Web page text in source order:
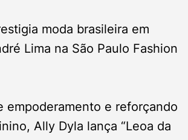
moda brasileira em
Lima na São Paulo Fashion
empoderamento e reforçando
Ally Dyla lança “Leoa da